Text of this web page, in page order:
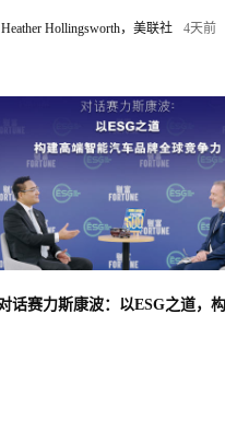
Heather Hollingsworth，美联社 4天前